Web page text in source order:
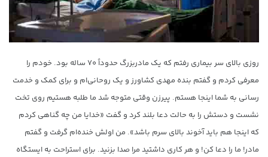
روزی بالای سر بیماری رفتم که یک مادربزرگ حدوداً ۷۰ ساله بود. خودم را
معرفی کردم و گفتم بنده مهدی کشاورز و یک روحانی‌ام و برای کمک و خدمت
رسانی به شما اینجا هستم. پیرزن وقتی متوجه شد ما طلبه هستیم روی تخت
نشست و دستش را به حالت دعا بلند کرد و گفت «خدایا من چه گناهی کردم
که اینجا هم باید آخوند بالای سرم باشد». من اولش خنده‌ام گرفت و گفتم
مادر! ما را دعا کن! و هر کاری داشتید مرا صدا بزنید. برای استراحت به ایستگاه